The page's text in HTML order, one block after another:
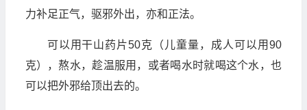
力补足正气，驱邪外出，亦和正法。
可以用干山药片50克（儿童量，成人可以用90
克），熬水，趁温服用，或者喝水时就喝这个水，也
可以把外邪给顶出去的。